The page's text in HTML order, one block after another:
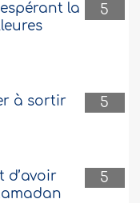
5
la
5
à sortir
5
d’avoir